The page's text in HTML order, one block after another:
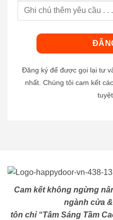
Đăng ký để được gọi lại tư
nhất. Chúng tôi cam kết
Cam kết không ngừng
ngành cửa
tôn chỉ “Tâm Sáng Tầm